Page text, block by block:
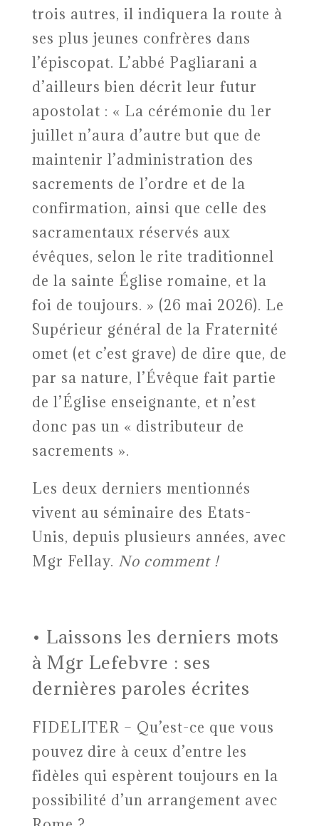
trois autres, il indiquera la route à
ses plus jeunes confrères dans
l’épiscopat. L’abbé Pagliarani a
d’ailleurs bien décrit leur futur
apostolat : « La cérémonie du 1er
juillet n’aura d’autre but que de
maintenir l’administration des
sacrements de l’ordre et de la
confirmation, ainsi que celle des
sacramentaux réservés aux
évêques, selon le rite traditionnel
de la sainte Église romaine, et la
foi de toujours. » (26 mai 2026). Le
Supérieur général de la Fraternité
omet (et c’est grave) de dire que, de
par sa nature, l’Évêque fait partie
de l’Église enseignante, et n’est
donc pas un « distributeur de
sacrements ».
Les deux derniers mentionnés
vivent au séminaire des Etats-
Unis, depuis plusieurs années, avec
Mgr Fellay. No comment !
• Laissons les derniers mots
à Mgr Lefebvre : ses
dernières paroles écrites
FIDELITER – Qu’est-ce que vous
pouvez dire à ceux d’entre les
fidèles qui espèrent toujours en la
possibilité d’un arrangement avec